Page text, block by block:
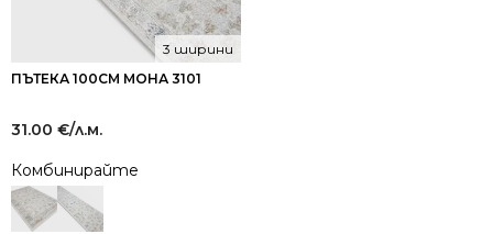
ПЪТЕКА 100СМ МОНА 3101
3 ширини
31.00 €/л.м.
Комбинирайте